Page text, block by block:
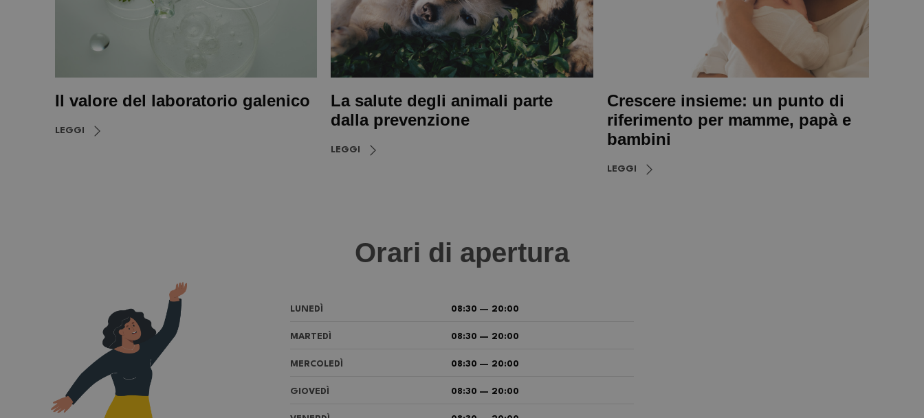
Il valore del laboratorio galenico
LEGGI
La salute degli animali parte
dalla prevenzione
LEGGI
Crescere insieme: un punto di
riferimento per mamme, papà e
bambini
LEGGI
Orari di apertura
LUNEDÌ 08:30 — 20:00
MARTEDÌ 08:30 — 20:00
MERCOLEDÌ 08:30 — 20:00
GIOVEDÌ 08:30 — 20:00